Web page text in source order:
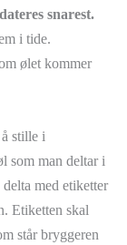
snarest.
i tide.
ølet kommer
stille i
som man deltar i
med etiketter
Etiketten skal
står bryggeren